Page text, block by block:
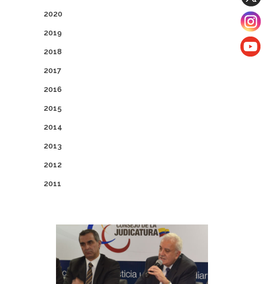
2020
2019
2018
2017
2016
2015
2014
2013
2012
2011